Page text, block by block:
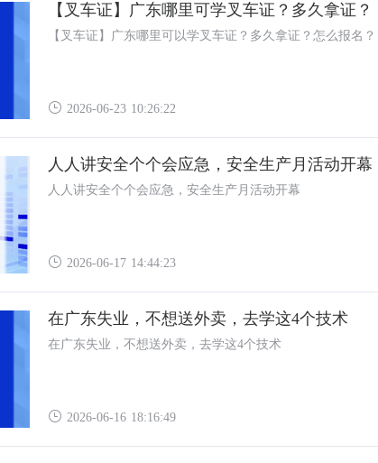
【叉车证】广东哪里可学叉车证？多久拿证？
【叉车证】广东哪里可以学叉车证？多久拿证？怎么报名？
2026-06-23 10:26:22
人人讲安全个个会应急，安全生产月活动开幕
人人讲安全个个会应急，安全生产月活动开幕
2026-06-17 14:44:23
在广东失业，不想送外卖，去学这4个技术
在广东失业，不想送外卖，去学这4个技术
2026-06-16 18:16:49